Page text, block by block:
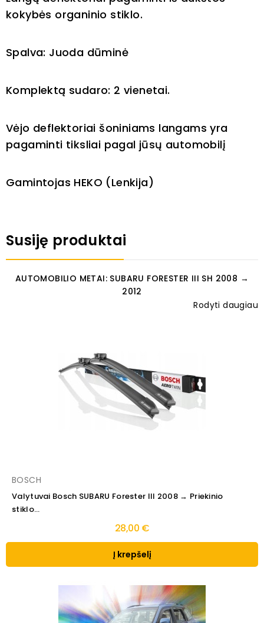
kokybės organinio stiklo.
Spalva: Juoda dūminė
Komplektą sudaro: 2 vienetai.
Vėjo deflektoriai šoniniams langams yra
pagaminti tiksliai pagal jūsų automobilį
Gamintojas HEKO (Lenkija)
Susiję produktai
AUTOMOBILIO METAI: SUBARU FORESTER III SH 2008 →
2012
Rodyti daugiau
BOSCH
Valytuvai Bosch SUBARU Forester III 2008 → Priekinio
stiklo...
28,00 €
Į krepšelį